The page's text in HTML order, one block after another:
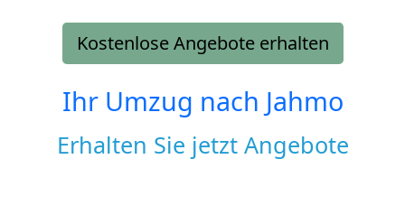
Kostenlose Angebote erhalten
Ihr Umzug nach Jahmo
Erhalten Sie jetzt Angebote